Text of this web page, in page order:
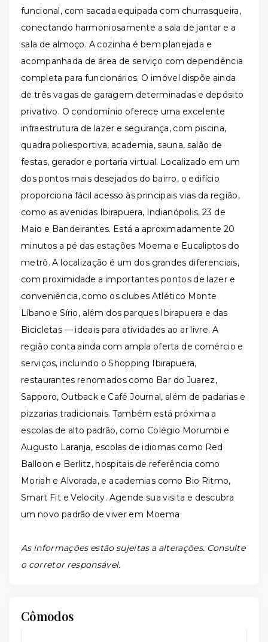
funcional, com sacada equipada com churrasqueira,
conectando harmoniosamente a sala de jantar e a
sala de almoço. A cozinha é bem planejada e
acompanhada de área de serviço com dependência
completa para funcionários. O imóvel dispõe ainda
de três vagas de garagem determinadas e depósito
privativo. O condomínio oferece uma excelente
infraestrutura de lazer e segurança, com piscina,
quadra poliesportiva, academia, sauna, salão de
festas, gerador e portaria virtual. Localizado em um
dos pontos mais desejados do bairro, o edifício
proporciona fácil acesso às principais vias da região,
como as avenidas Ibirapuera, Indianópolis, 23 de
Maio e Bandeirantes. Está a aproximadamente 20
minutos a pé das estações Moema e Eucaliptos do
metrô. A localização é um dos grandes diferenciais,
com proximidade a importantes pontos de lazer e
conveniência, como os clubes Atlético Monte
Líbano e Sírio, além dos parques Ibirapuera e das
Bicicletas — ideais para atividades ao ar livre. A
região conta ainda com ampla oferta de comércio e
serviços, incluindo o Shopping Ibirapuera,
restaurantes renomados como Bar do Juarez,
Sapporo, Outback e Café Journal, além de padarias e
pizzarias tradicionais. Também está próxima a
escolas de alto padrão, como Colégio Morumbi e
Augusto Laranja, escolas de idiomas como Red
Balloon e Berlitz, hospitais de referência como
Moriah e Alvorada, e academias como Bio Ritmo,
Smart Fit e Velocity. Agende sua visita e descubra
um novo padrão de viver em Moema
As informações estão sujeitas a alterações. Consulte
o corretor responsável.
Cômodos